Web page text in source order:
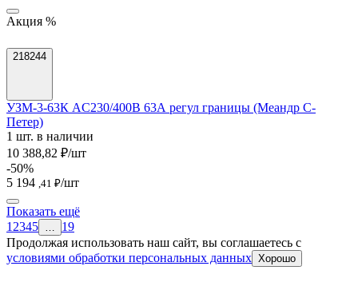
Акция %
218244
УЗМ-3-63К AC230/400В 63А регул границы (Меандр С-
Петер)
1 шт. в наличии
10 388,82 ₽/шт
-50%
5 194 ,41 ₽/шт
Показать ещё
1 2345
19
Продолжая использовать наш сайт, вы соглашаетесь c
условиями обработки персональных данных Хорошо